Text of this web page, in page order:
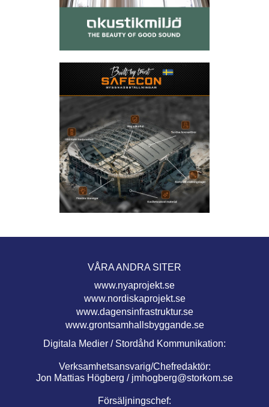
VÅRA ANDRA SITER
www.nyaprojekt.se
www.nordiskaprojekt.se
www.dagensinfrastruktur.se
www.grontsamhallsbyggande.se
Digitala Medier / Stordåhd Kommunikation:
Verksamhetsansvarig/Chefredaktör:
Jon Mattias Högberg / jmhogberg@storkom.se
Försäljningschef: